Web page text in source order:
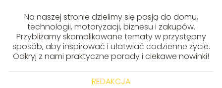
Na naszej stronie dzielimy się pasją do domu,
technologii, motoryzacji, biznesu i zakupów.
Przybliżamy skomplikowane tematy w przystępny
sposób, aby inspirować i ułatwiać codzienne życie.
Odkryj z nami praktyczne porady i ciekawe nowinki!
REDAKCJA